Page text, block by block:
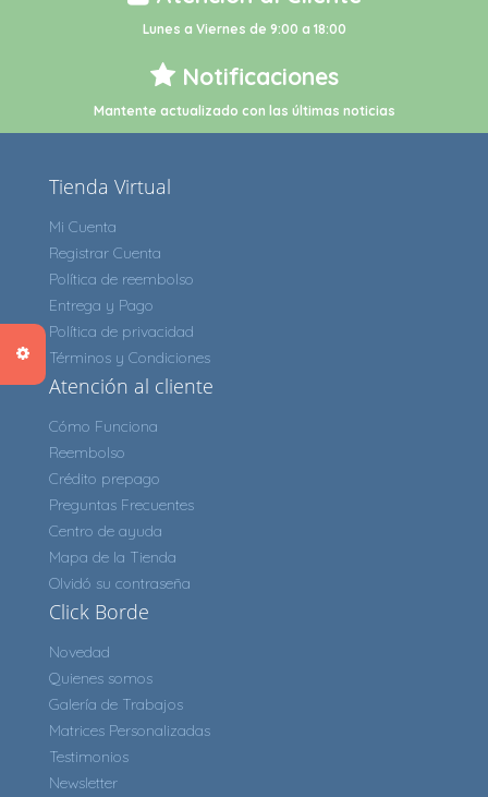
Lunes a Viernes de 9:00 a 18:00
Notificaciones
Mantente actualizado con las últimas noticias
Tienda Virtual
Mi Cuenta
Registrar Cuenta
Política de reembolso
Entrega y Pago
Política de privacidad
Términos y Condiciones
Atención al cliente
Cómo Funciona
Reembolso
Crédito prepago
Preguntas Frecuentes
Centro de ayuda
Mapa de la Tienda
Olvidó su contraseña
Click Borde
Novedad
Quienes somos
Galería de Trabajos
Matrices Personalizadas
Testimonios
Newsletter